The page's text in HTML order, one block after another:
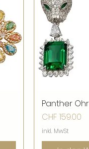
Panther
Preis
CHF 159.00
inkl. MwSt